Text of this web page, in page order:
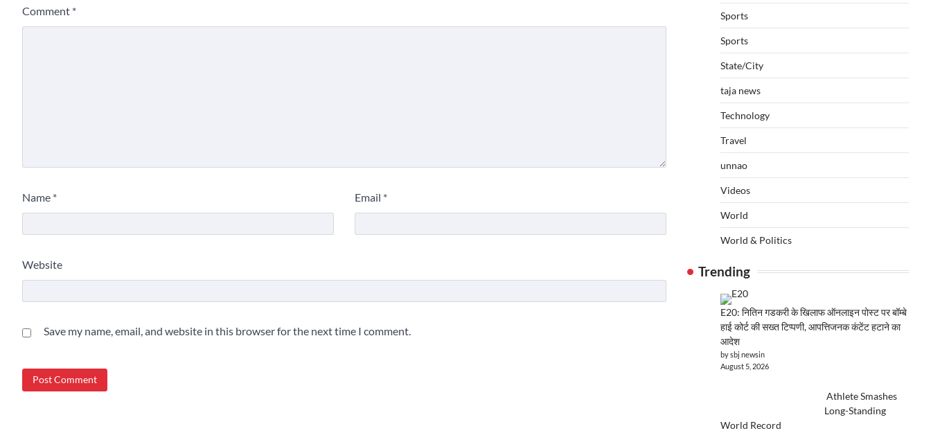
Comment *
Name * Email *
Website
Save my name, email, and website in this browser for the next time I comment.
Sports
Sports
State/City
taja news
Technology
Travel
unnao
Videos
World
World & Politics
Trending
E20: नितिन गडकरी के खिलाफ ऑनलाइन पोस्ट पर बॉम्बे
हाई कोर्ट की सख्त टिप्पणी, आपत्तिजनक कंटेंट हटाने का
आदेश
by sbj newsin
August 5, 2026
Athlete Smashes
Long-Standing
World Record